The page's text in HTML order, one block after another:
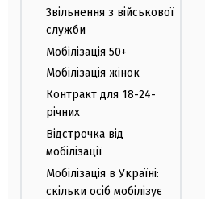
Звільнення з військової
служби
Мобілізація 50+
Мобілізація жінок
Контракт для 18-24-
річних
Відстрочка від
мобілізації
Мобілізація в Україні:
скільки осіб мобілізує